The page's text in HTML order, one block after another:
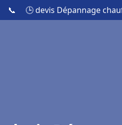
📞 🕒 devis Dépannage